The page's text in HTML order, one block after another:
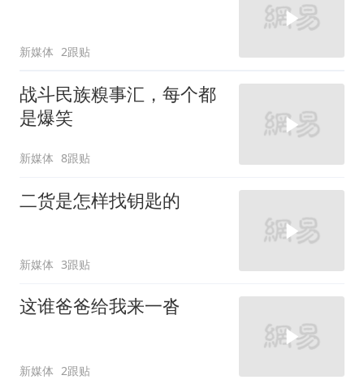
新媒体 2跟贴
战斗民族糗事汇，每个都
是爆笑
新媒体 8跟贴
二货是怎样找钥匙的
新媒体 3跟贴
这谁爸爸给我来一沓
新媒体 2跟贴